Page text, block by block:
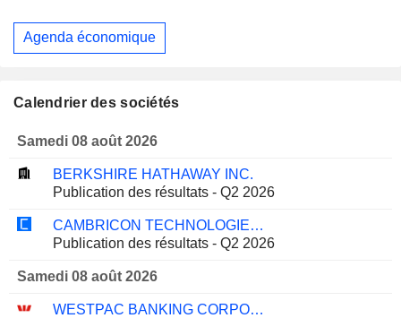
Agenda économique
Calendrier des sociétés
Samedi 08 août 2026
BERKSHIRE HATHAWAY INC.
Publication des résultats - Q2 2026
CAMBRICON TECHNOLOGIES CORPORATION LIMITED
Publication des résultats - Q2 2026
Samedi 08 août 2026
WESTPAC BANKING CORPORATION